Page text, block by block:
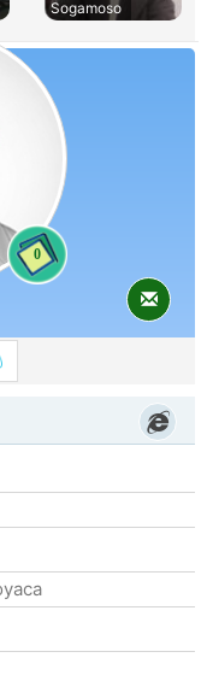
Sogamoso
0